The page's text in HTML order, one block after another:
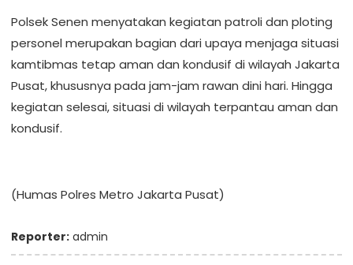
Polsek Senen menyatakan kegiatan patroli dan ploting
personel merupakan bagian dari upaya menjaga situasi
kamtibmas tetap aman dan kondusif di wilayah Jakarta
Pusat, khususnya pada jam-jam rawan dini hari. Hingga
kegiatan selesai, situasi di wilayah terpantau aman dan
kondusif.
(Humas Polres Metro Jakarta Pusat)
Reporter: admin